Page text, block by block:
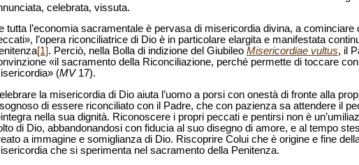
celebrata, vissuta.
tutta l’economia sacramentale è pervasa di misericordia divina, a
l’opera riconciliatrice di Dio è in particolare elargita e manifestata
[1]. Perciò, nella Bolla di indizione del Giubileo Misericordiae vultus, il
«il sacramento della Riconciliazione, perché permette di toccare
(MV17).
la misericordia di Dio aiuta l’uomo a porsi con onestà di fronte alla
di essere riconciliato con il Padre, che con pazienza sa attendere il
nella sua dignità. Riconoscere i propri peccati e pentirsi non è
di Dio, abbandonandosi con fiducia al suo disegno di amore, e al tempo
a immagine e somiglianza di Dio. Riscoprire Colui che è origine e fine
che si sperimenta nel sacramento della Penitenza.